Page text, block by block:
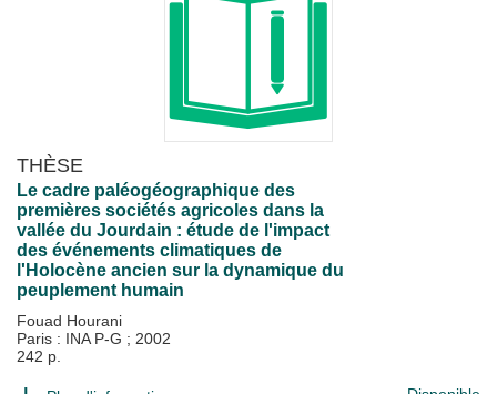
THÈSE
Le cadre paléogéographique des
premières sociétés agricoles dans la
vallée du Jourdain : étude de l'impact
des événements climatiques de
l'Holocène ancien sur la dynamique du
peuplement humain
Fouad Hourani
Paris : INA P-G ; 2002
242 p.